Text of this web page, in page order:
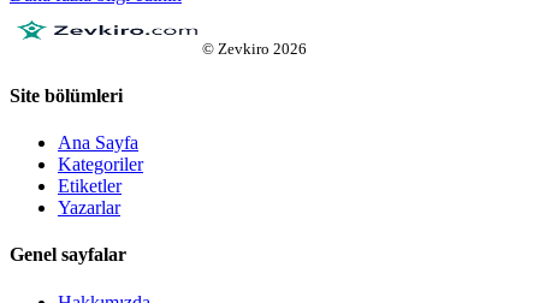
© Zevkiro 2026
Site bölümleri
Ana Sayfa
Kategoriler
Etiketler
Yazarlar
Genel sayfalar